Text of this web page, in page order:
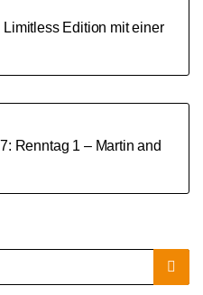
Edition mit einer
Renntag 1 – Martin and